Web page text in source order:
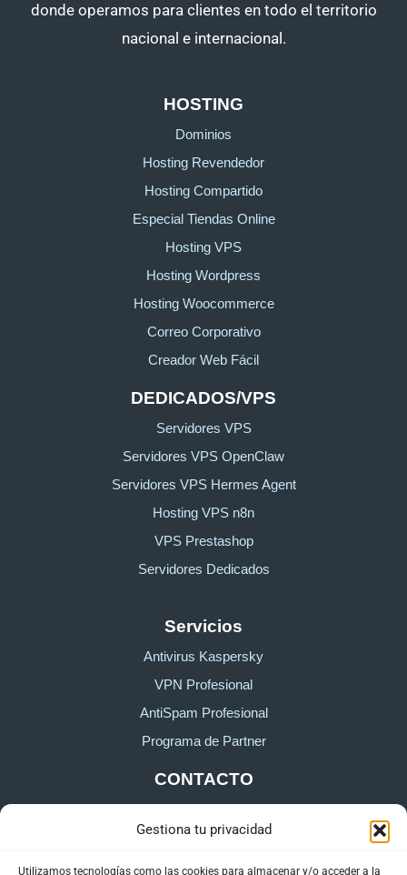
Gestiona tu privacidad
Utilizamos tecnologías como las cookies para almacenar y/o acceder a la
donde operamos para clientes en todo el territorio
nacional e internacional.
HOSTING
Dominios
Hosting Revendedor
Hosting Compartido
Especial Tiendas Online
Hosting VPS
Hosting Wordpress
Hosting Woocommerce
Correo Corporativo
Creador Web Fácil
DEDICADOS/VPS
Servidores VPS
Servidores VPS OpenClaw
Servidores VPS Hermes Agent
Hosting VPS n8n
VPS Prestashop
Servidores Dedicados
Servicios
Antivirus Kaspersky
VPN Profesional
AntiSpam Profesional
Programa de Partner
CONTACTO
Sobre HostingTG
Formulario de contacto